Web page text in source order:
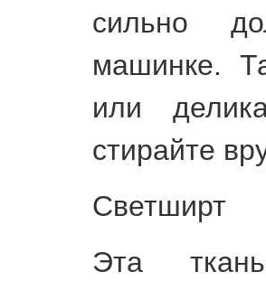
сильно
машинке.
или
стирайте
Светширт
Эта